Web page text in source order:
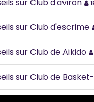
sur Club d'escrime
sur Club de Aïkido
sur Club de